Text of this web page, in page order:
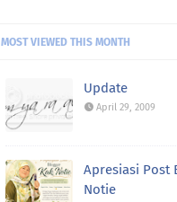
MOST VIEWED THIS MONTH
Update
April 29, 2009
Apresiasi Post
Notie